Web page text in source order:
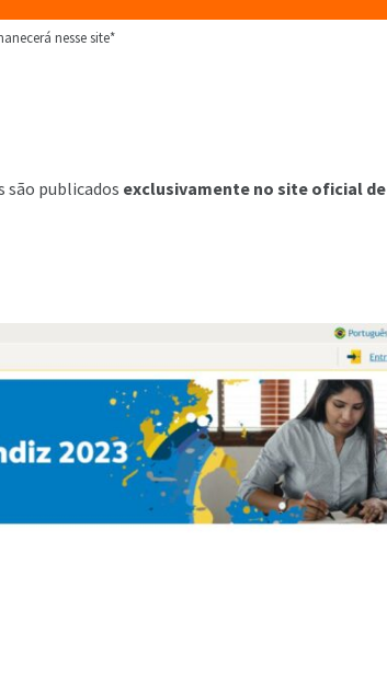
nesse site*
são publicados exclusivamente no site oficial de